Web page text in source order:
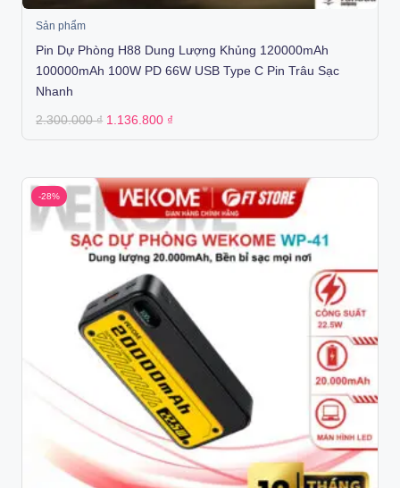
Sản phẩm
Pin Dự Phòng H88 Dung Lượng Khủng 120000mAh
100000mAh 100W PD 66W USB Type C Pin Trâu Sạc
Nhanh
2.300.000₫ Original
was:
1.136.800 ₫
is:
-28%